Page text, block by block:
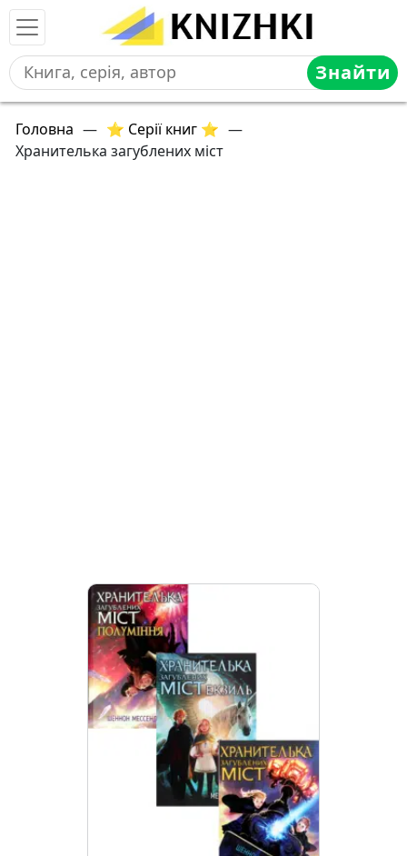
Знайти
Головна — ⭐ Серії книг ⭐ —
Хранителька загублених міст